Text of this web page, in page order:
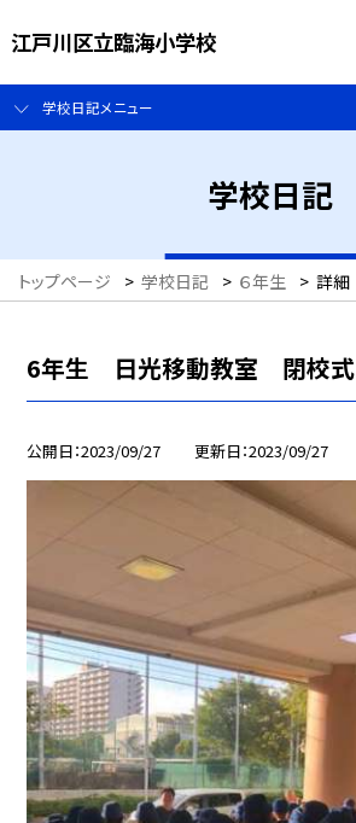
江戸川区立臨海小学校
学校日記メニュー
学校日記
トップページ > 学校日記 > ６年生 > 詳細
6年生 日光移動教室 閉校式
公開日 2023/09/27 更新日 2023/09/27